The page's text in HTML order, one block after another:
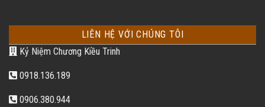
LIÊN HỆ VỚI CHÚNG TÔI
Kỷ Niệm Chương Kiều Trinh
0918.136.189
0906.380.944